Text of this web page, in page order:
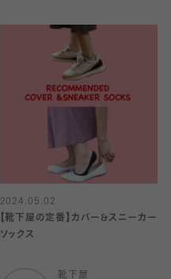
2024.05.02
【靴下屋の定番】カバー&スニーカー
ソックス
靴下屋